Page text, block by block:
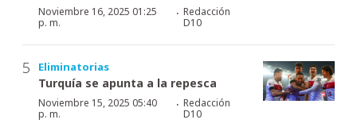
Noviembre 16, 2025 01:25
p. m.
·Redacción
D10
Eliminatorias
Turquía se apunta a la repesca
Noviembre 15, 2025 05:40
p. m.
·Redacción
D10